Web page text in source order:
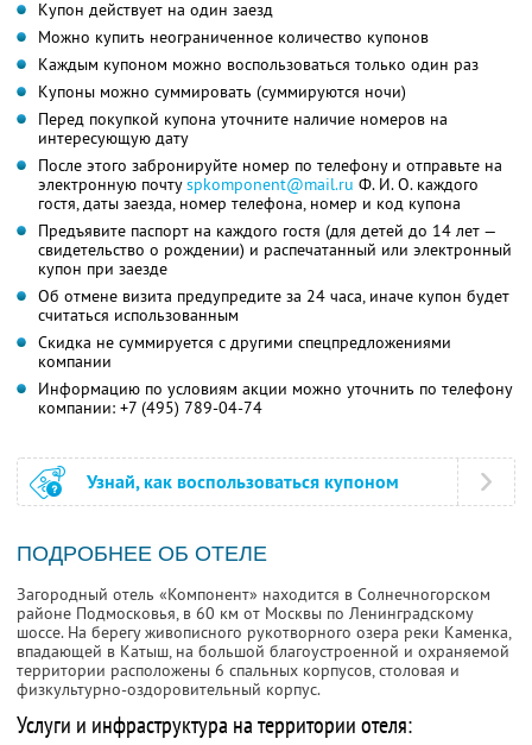
Купон действует на один заезд
Можно купить неограниченное количество купонов
Каждым купоном можно воспользоваться только один раз
Купоны можно суммировать (суммируются ночи)
Перед покупкой купона уточните наличие номеров на
интересующую дату
После этого забронируйте номер по телефону и отправьте на
электронную почтуspkomponent@mail.ru Ф. И. О.каждого
гостя, даты заезда, номер телефона, номер и код купона
Предъявите паспорт на каждого гостя (для детей до 14 лет —
свидетельство о рождении) и распечатанный или электронный
купон при заезде
Об отмене визита предупредите за 24 часа, иначе купон будет
считаться использованным
Скидка не суммируется с другими спецпредложениями
компании
Информацию по условиям акции можно уточнить по телефону
компании: +7 (495) 789-04-74
Узнай, как воспользоваться купоном
ПОДРОБНЕЕ ОБ ОТЕЛЕ
Загородный отель «Компонент» находится в Солнечногорском
районе Подмосковья, в 60 км от Москвы по Ленинградскому
шоссе. На берегу живописного рукотворного озера реки Каменка,
впадающей в Катыш, на большой благоустроенной и охраняемой
территории расположены 6 спальных корпусов, столовая и
физкультурно-оздоровительный корпус.
Услуги и инфраструктура на территории отеля: